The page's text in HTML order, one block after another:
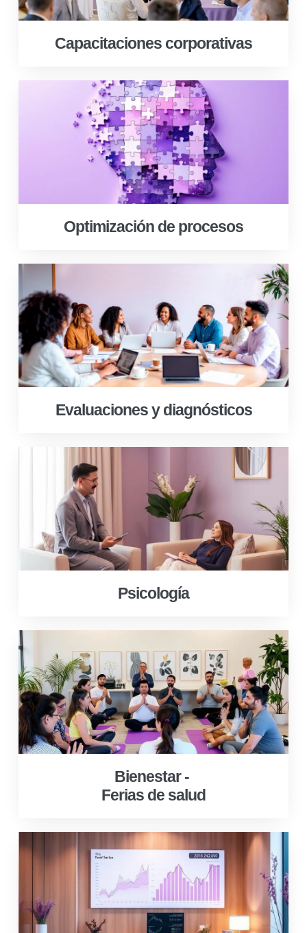
Capacitaciones corporativas
Optimización de procesos
Evaluaciones y diagnósticos
Psicología
Bienestar -
Ferias de salud